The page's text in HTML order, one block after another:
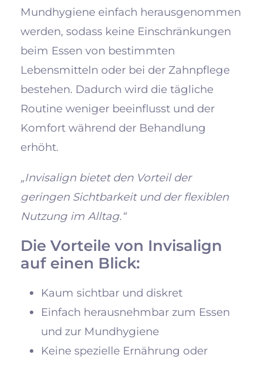
Mundhygiene einfach herausgenommen
werden, sodass keine Einschränkungen
beim Essen von bestimmten
Lebensmitteln oder bei der Zahnpflege
bestehen. Dadurch wird die tägliche
Routine weniger beeinflusst und der
Komfort während der Behandlung
erhöht.
„Invisalign bietet den Vorteil der
geringen Sichtbarkeit und der flexiblen
Nutzung im Alltag.“
Die Vorteile von Invisalign
auf einen Blick:
Kaum sichtbar und diskret
Einfach herausnehmbar zum Essen
und zur Mundhygiene
Keine spezielle Ernährung oder